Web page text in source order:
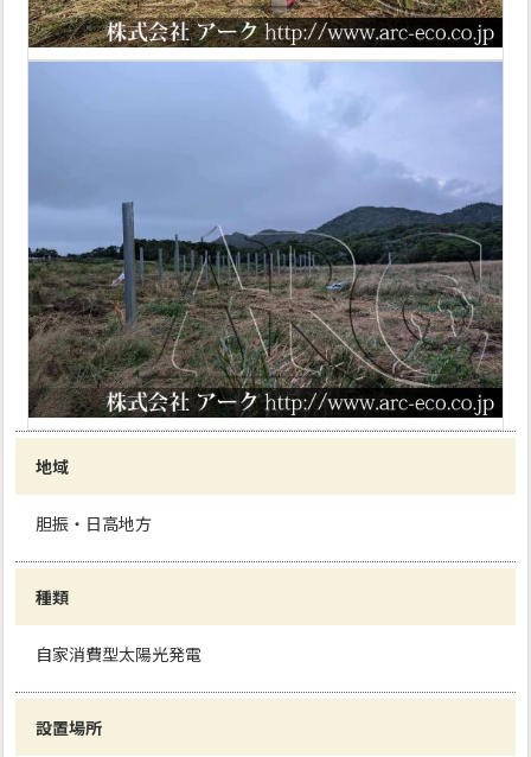
地域
胆振・日高地方
種類
自家消費型太陽光発電
設置場所